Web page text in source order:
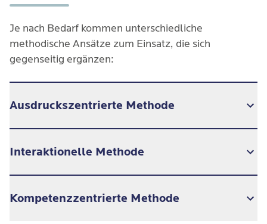
Je nach Bedarf kommen unterschiedliche
methodische Ansätze zum Einsatz, die sich
gegenseitig ergänzen:
Ausdruckszentrierte Methode
Kreative und gestalterische Mittel helfen dabei,
auszudrücken.
Ziele:
Interaktionelle Methode
Der Fokus liegt auf derGruppenarbeit und
Kompetenzzentrierte Methode